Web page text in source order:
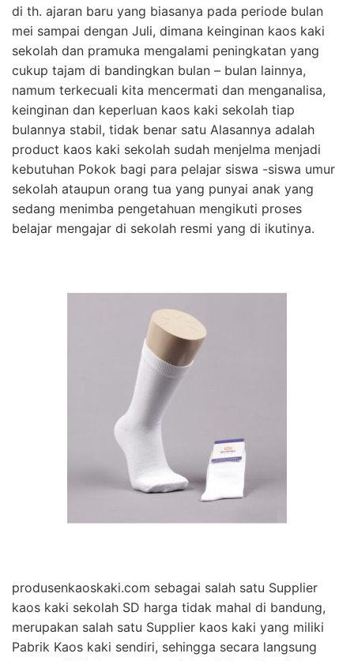
di th. ajaran baru yang biasanya pada periode bulan
mei sampai dengan Juli, dimana keinginan kaos kaki
sekolah dan pramuka mengalami peningkatan yang
cukup tajam di bandingkan bulan – bulan lainnya,
namum terkecuali kita mencermati dan menganalisa,
keinginan dan keperluan kaos kaki sekolah tiap
bulannya stabil, tidak benar satu Alasannya adalah
product kaos kaki sekolah sudah menjelma menjadi
kebutuhan Pokok bagi para pelajar siswa -siswa umur
sekolah ataupun orang tua yang punyai anak yang
sedang menimba pengetahuan mengikuti proses
belajar mengajar di sekolah resmi yang di ikutinya.
produsenkaoskaki.com sebagai salah satu Supplier
kaos kaki sekolah SD harga tidak mahal di bandung,
merupakan salah satu Supplier kaos kaki yang miliki
Pabrik Kaos kaki sendiri, sehingga secara langsung